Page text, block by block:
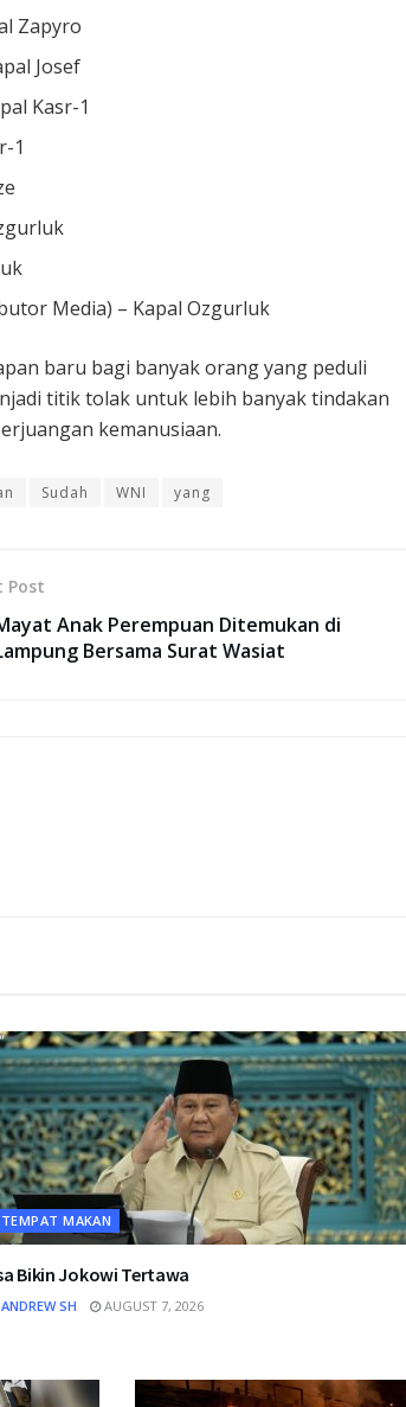
Zapyro
Josef
Kasr-1
1
Media) – Kapal Ozgurluk
baru bagi banyak orang yang peduli
titik tolak untuk lebih banyak tindakan
kemanusiaan.
Sudah WNI yang
Post
Anak Perempuan Ditemukan di
Bersama Surat Wasiat
TEMPAT MAKAN
Bikin Jokowi Tertawa
ANDREW SH AUGUST 7, 2026